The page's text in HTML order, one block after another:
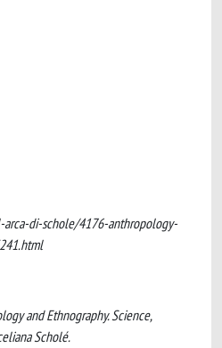
di-schole/4176-anthropology-
and Ethnography. Science,
Scholé.